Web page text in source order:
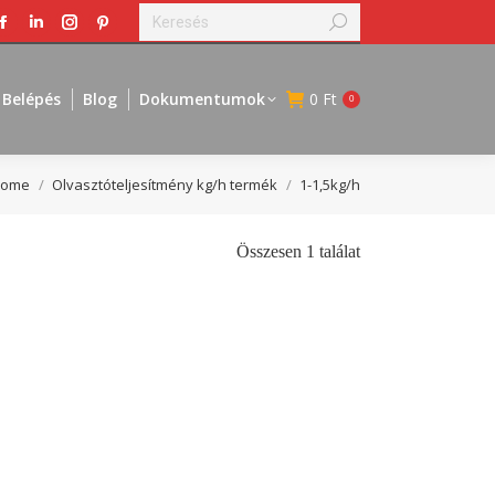
Facebook
opens
window
Linkedin
opens
window
Instagram
opens
window
Pinterest
opens
window
Search:
Belépés Blog Dokumentumok 0 Ft 0
are here:Olvasztóteljesítmény kg/h termék 1-1,5kg/h
Összesen 1 találat